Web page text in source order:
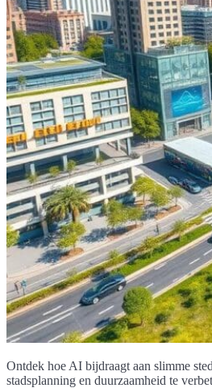
Ontdek hoe AI bijdraagt aan slimme
stadsplanning en duurzaamheid te